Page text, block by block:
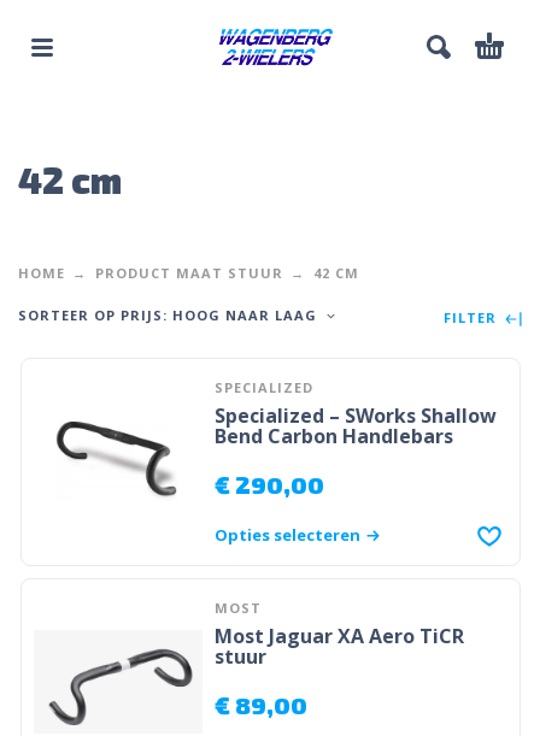
42 cm
HOME PRODUCT MAAT STUUR 42 CM
SORTEER OP PRIJS: HOOG NAAR LAAG FILTER
SPECIALIZED
Specialized – SWorks Shallow
Bend Carbon Handlebars
€290,00
Opties selecteren
MOST
Most Jaguar XA Aero TiCR
stuur
€89,00